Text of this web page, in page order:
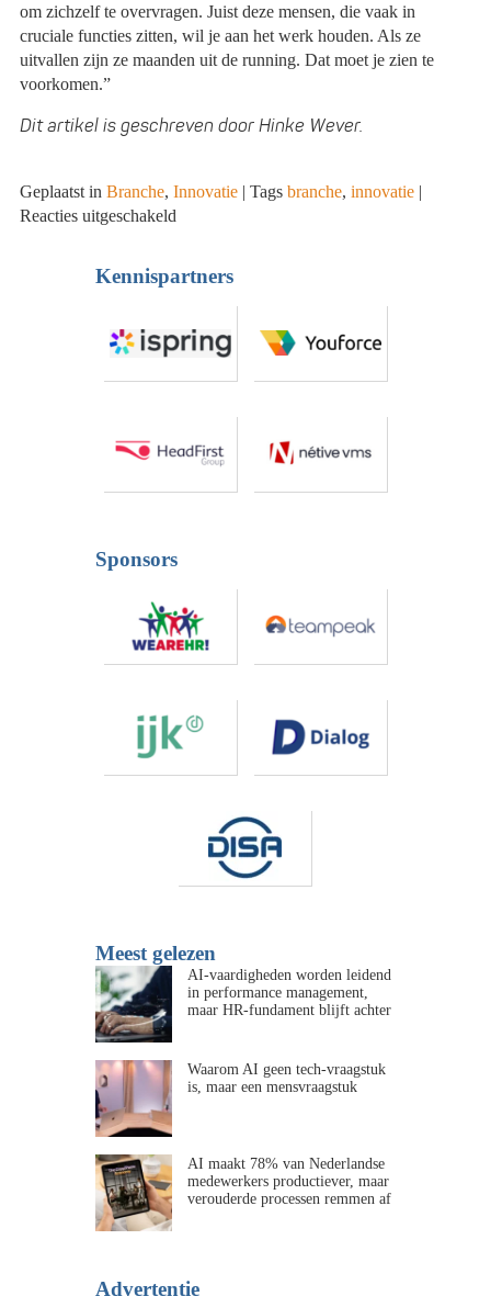
om zichzelf te overvragen. Juist deze mensen, die vaak in
cruciale functies zitten, wil je aan het werk houden. Als ze
uitvallen zijn ze maanden uit de running. Dat moet je zien te
voorkomen.”
Dit artikel is geschreven door Hinke Wever.
Geplaatst in Branche,Innovatie | Tags branche,innovatie |
Reacties uitgeschakeld
met
Evermood
verzuimpreventie
psychische
Kennispartners
Sponsors
Meest gelezen
AI-vaardigheden worden leidend
in performance management,
maar HR-fundament blijft achter
Waarom AI geen tech-vraagstuk
is, maar een mensvraagstuk
AI maakt 78% van Nederlandse
medewerkers productiever, maar
verouderde processen remmen af
Advertentie